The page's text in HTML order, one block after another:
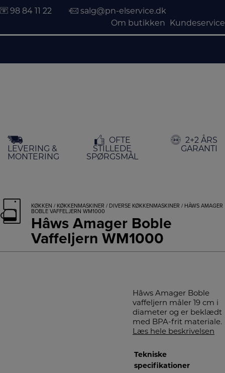
indholdet
98 84 11 22
salg@pn-elservice.dk
Om butikken
Kundeservice
LEVERING &
MONTERING
OFTE
STILLEDE
SPØRGSMÅL
2+2 ÅRS
GARANTI
KØKKEN / KØKKENMASKINER / DIVERSE KØKKENMASKINER / HÂWS AMAGER
BOBLE VAFFELJERN WM1000
Hâws Amager Boble
Vaffeljern WM1000
Hâws Amager Boble
vaffeljern måler 19 cm i
diameter og er beklædt
med BPA-frit materiale.
Læs hele beskrivelsen
Tekniske
specifikationer